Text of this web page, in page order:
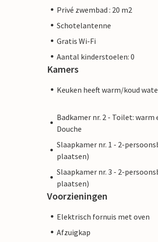
Privé zwembad : 20 m2
Schotelantenne
Gratis Wi-Fi
Aantal kinderstoelen: 0
Kamers
Keuken heeft warm/koud
Badkamer nr. 2 - Toilet: warm
Douche
Slaapkamer nr. 1 - 2-
plaatsen)
Slaapkamer nr. 3 - 2-
plaatsen)
Voorzieningen
Elektrisch fornuis met oven
Afzuigkap